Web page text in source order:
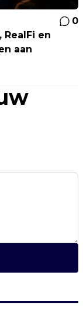
0
RealFi en
aan